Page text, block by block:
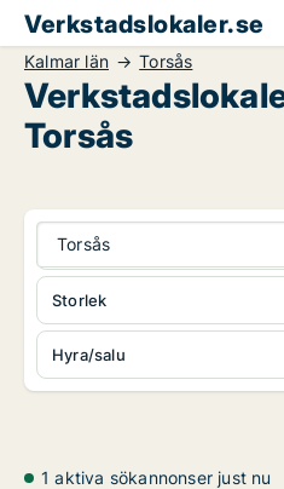
Verkstadslokaler.se
Kalmar län Torsås
Torsås
Torsås
Hyra/salu
Storlek
1 aktiva sökannonser just nu